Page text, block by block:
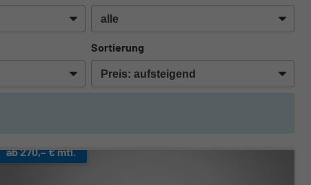
Sortierung
ab 270,– € mtl.